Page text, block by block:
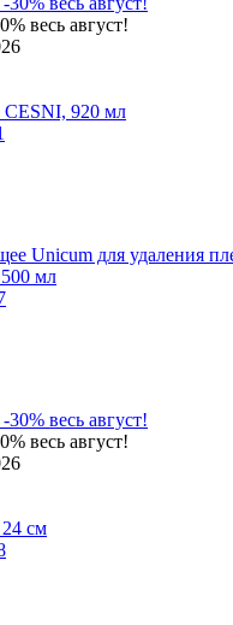
весь август!
CESNI, 920 мл
Unicum для удаления
мл
весь август!
см